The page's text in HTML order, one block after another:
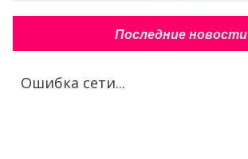
Последние новости
Ошибка сети...